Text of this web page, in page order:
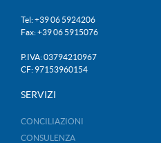
Tel: +39 06 5924206
Fax: +39 06 5915076
P.IVA: 03794210967
CF: 97153960154
SERVIZI
CONCILIAZIONI
CONSULENZA